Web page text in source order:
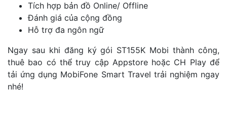
Tích hợp bản đồ Online/ Offline
Đánh giá của cộng đồng
Hỗ trợ đa ngôn ngữ
Ngay sau khi đăng ký gói ST155K Mobi thành công,
thuê bao có thể truy cập Appstore hoặc CH Play để
tải ứng dụng MobiFone Smart Travel trải nghiệm ngay
nhé!